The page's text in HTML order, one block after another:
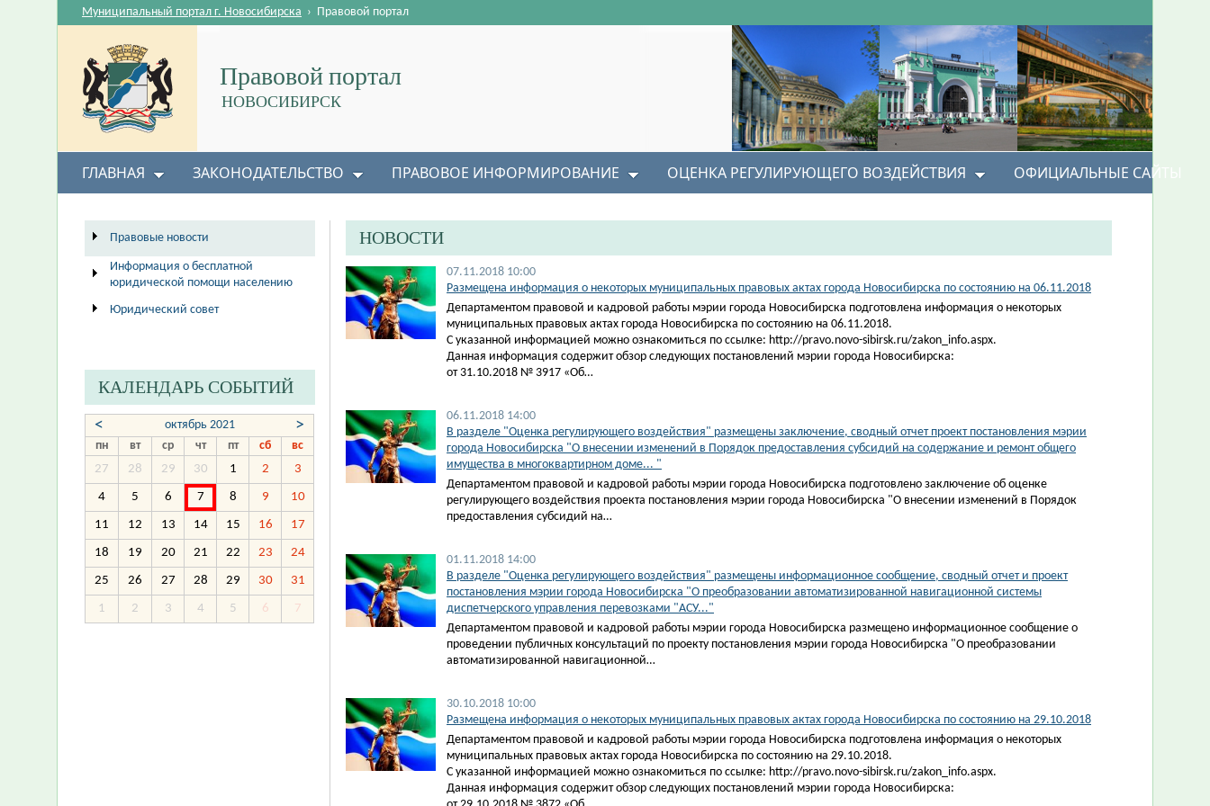
Правовой портал
НОВОСИБИРСК
Муниципальный портал г. Новосибирска › Правовой портал
ГЛАВНАЯ ЗАКОНОДАТЕЛЬСТВО ПРАВОВОЕ ИНФОРМИРОВАНИЕ ОЦЕНКА РЕГУЛИРУЮЩЕГО ВОЗДЕЙСТВИЯ ОФИЦИАЛЬНЫЕ САЙТЫ
НОВОСТИ
07.11.2018 10:00
Размещена информация о некоторых муниципальных правовых актах города Новосибирска по состоянию на 06.11.2018
Департаментом правовой и кадровой работы мэрии города Новосибирска подготовлена информация о некоторых
муниципальных правовых актах города Новосибирска по состоянию на 06.11.2018.
С указанной информацией можно ознакомиться по ссылке: http://pravo.novo-sibirsk.ru/zakon_info.aspx.
Данная информация содержит обзор следующих постановлений мэрии города Новосибирска:
от 31.10.2018 № 3917 «Об…
06.11.2018 14:00
В разделе "Оценка регулирующего воздействия" размещены заключение, сводный отчет проект постановления мэрии
города Новосибирска "О внесении изменений в Порядок предоставления субсидий на содержание и ремонт общего
имущества в многоквартирном доме... "
Департаментом правовой и кадровой работы мэрии города Новосибирска подготовлено заключение об оценке
регулирующего воздействия проекта постановления мэрии города Новосибирска "О внесении изменений в Порядок
предоставления субсидий на…
01.11.2018 14:00
В разделе "Оценка регулирующего воздействия" размещены информационное сообщение, сводный отчет и проект
постановления мэрии города Новосибирска "О преобразовании автоматизированной навигационной системы
диспетчерского управления перевозками "АСУ..."
Департаментом правовой и кадровой работы мэрии города Новосибирска размещено информационное сообщение о
проведении публичных консультаций по проекту постановления мэрии города Новосибирска "О преобразовании
автоматизированной навигационной…
30.10.2018 10:00
Размещена информация о некоторых муниципальных правовых актах города Новосибирска по состоянию на 29.10.2018
Департаментом правовой и кадровой работы мэрии города Новосибирска подготовлена информация о некоторых
муниципальных правовых актах города Новосибирска по состоянию на 29.10.2018.
С указанной информацией можно ознакомиться по ссылке: http://pravo.novo-sibirsk.ru/zakon_info.aspx.
Данная информация содержит обзор следующих постановлений мэрии города Новосибирска:
Правовые новости
Информация о бесплатной
юридической помощи населению
Юридический совет
КАЛЕНДАРЬ СОБЫТИЙ
< октябрь 2021 >
пн вт ср чт пт сб
вс
27
28 29 30 1 2 3
4 5 6 7 8 9 10
11 12 13 14 15 16 17
18 19 20 21 22 23 24
25 26 27 28 29 30 31
1 2 3 4 5 6 7